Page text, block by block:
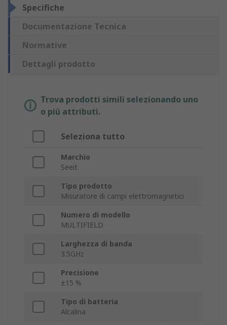
Specifiche
Documentazione Tecnica
Normative
Dettagli prodotto
Trova prodotti simili selezionando uno
o più attributi.
Seleziona tutto
Marchio
Seeit
Tipo prodotto
Misuratore di campi elettromagnetici
Numero di modello
MULTIFIELD
Larghezza di banda
3.5GHz
Precisione
±15 %
Tipo di batteria
Alcalina